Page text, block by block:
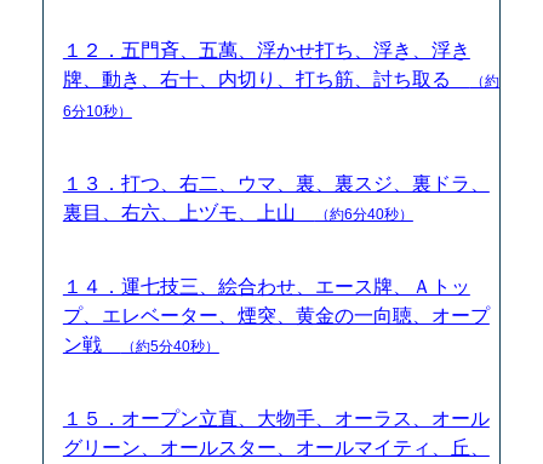
１２．五門斉、五萬、浮かせ打ち、浮き、浮き
牌、動き、右十、内切り、打ち筋、討ち取る
（約
6分10秒）
１３．打つ、右二、ウマ、裏、裏スジ、裏ドラ、
裏目、右六、上ヅモ、上山
（約6分40秒）
１４．運七技三、絵合わせ、エース牌、Ａトッ
プ、エレベーター、煙突、黄金の一向聴、オープ
ン戦
（約5分40秒）
１５．オープン立直、大物手、オーラス、オール
グリーン、オールスター、オールマイティ、丘、